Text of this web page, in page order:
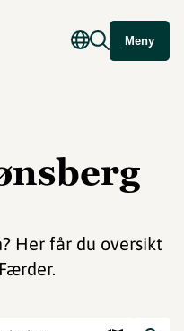
Meny
Her får du oversikt